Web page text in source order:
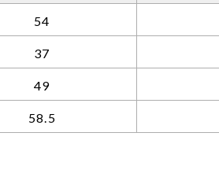
の設定となっております。
、肌着と重なる部分が膨れてし
54
37
49
58.5